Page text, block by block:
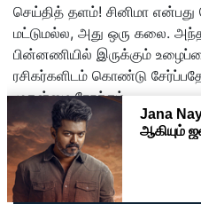
செய்தித் தளம்! சினிமா என்பது
மட்டுமல்ல, அது ஒரு கலை.
பின்னணியில் இருக்கும்
ரசிகர்களிடம் கொண்டு
முதன்மை நோக்கம்.
Copyright © 2026 cinereporters.com
About Us